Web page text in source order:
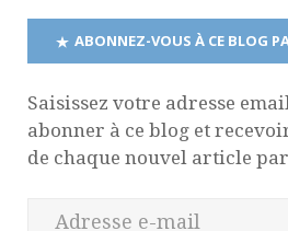
ABONNEZ-VOUS À CE BLOG
Saisissez votre adresse
abonner à ce blog et
de chaque nouvel article